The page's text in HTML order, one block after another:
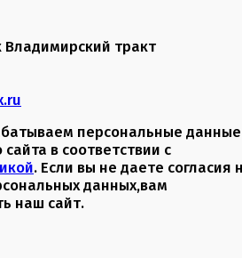
тракт
персональные данные
в соответствии с
. Если вы не даете согласия
данных,вам
наш сайт.